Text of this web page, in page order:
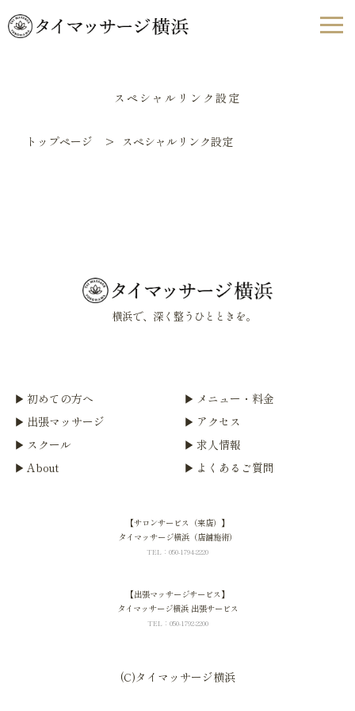
スペシャルリンク設定
トップページ > スペシャルリンク設定
横浜で、深く整うひとときを。
初めての方へ
メニュー・料金
出張マッサージ
アクセス
スクール
求人情報
About
よくあるご質問
【サロンサービス（来店）】
タイマッサージ横浜（店舗施術）
TEL：050-1794-2220
【出張マッサージサービス】
タイマッサージ横浜 出張サービス
TEL：050-1792-2200
(C)タイマッサージ横浜